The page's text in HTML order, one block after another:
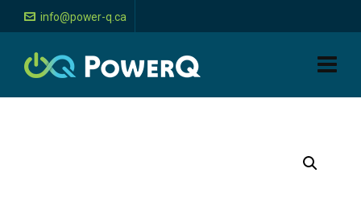
info@power-q.ca